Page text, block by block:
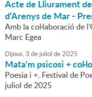
Acte de Lliurament
d'Arenys de Mar -
Amb la col·laboració de
Marc Egea
Dijous,3 de juliol de2025
Mata'm psicosi +
Poesia i +. Festival de
juliol de 2025